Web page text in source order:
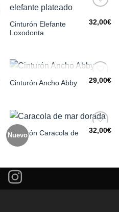
a la
Cinturón Elefante
Loxodonta
32,00€
Añadir
SIN EXISTENCIAS
Cinturón Ancho Abby 29,00€
Nuevo
Añadir
Cinturón Caracola de
Mar
32,00€